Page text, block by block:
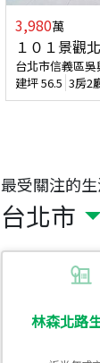
最受關注的
台北市
林森北路
3,980萬
１０１景觀
台北市信義區吳
建坪56.5 3房2